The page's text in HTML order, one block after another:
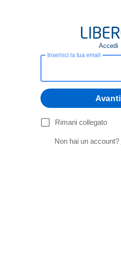
Accedi
Inserisci la tua email
Avanti
Rimani collegato
Non hai un account?